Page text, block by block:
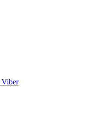
Viber